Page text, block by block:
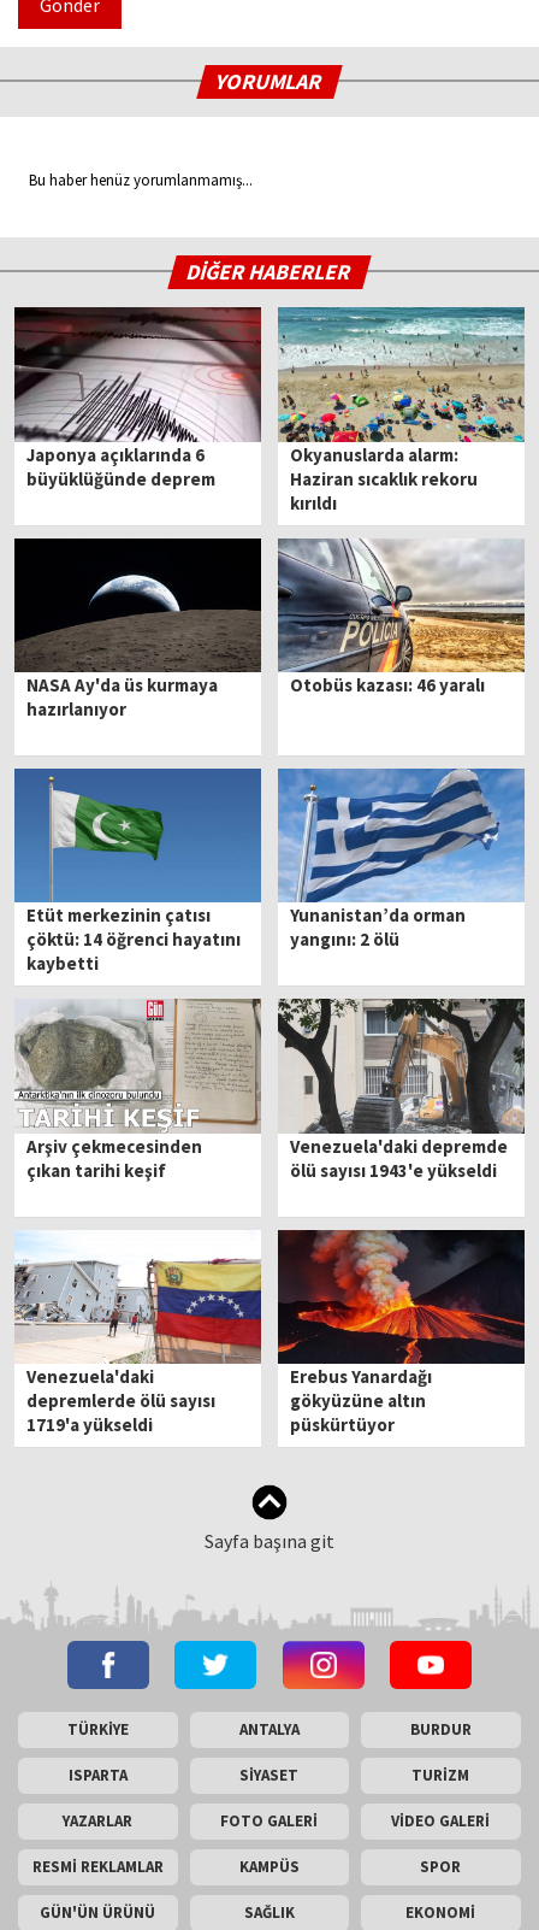
Gönder
YORUMLAR
Bu haber henüz yorumlanmamış...
DİĞER HABERLER
Japonya açıklarında 6
büyüklüğünde deprem
Okyanuslarda alarm:
Haziran sıcaklık rekoru
kırıldı
NASA Ay'da üs kurmaya
hazırlanıyor
Otobüs kazası: 46 yaralı
Etüt merkezinin çatısı
çöktü: 14 öğrenci hayatını
kaybetti
Yunanistan’da orman
yangını: 2 ölü
Arşiv çekmecesinden
çıkan tarihi keşif
Venezuela'daki depremde
ölü sayısı 1943'e yükseldi
Venezuela'daki
depremlerde ölü sayısı
1719'a yükseldi
Erebus Yanardağı
gökyüzüne altın
püskürtüyor
Sayfa başına git
TÜRKİYE ANTALYA BURDUR
ISPARTA SİYASET TURİZM
YAZARLAR FOTO GALERİ VİDEO GALERİ
RESMİ REKLAMLAR KAMPÜS SPOR
GÜN'ÜN ÜRÜNÜ SAĞLIK EKONOMİ